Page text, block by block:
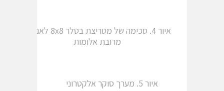
איור 4. סכימה של מטריצת בטלר 8x8 לאנטנה
מרובת אלומות
איור 5. מערך סוקר אלקטרוני